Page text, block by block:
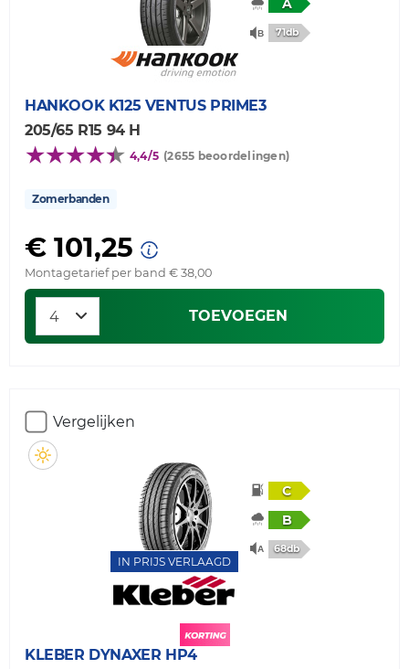
A
71db
HANKOOK K125 VENTUS PRIME3
205/65 R15 94 H
4,4/5 (2655 beoordelingen)
Zomerbanden
€ 101,25
Montagetarief per band € 38,00
TOEVOEGEN
Vergelijken
IN PRIJS VERLAAGD
C
B
68db
KLEBER DYNAXER HP4